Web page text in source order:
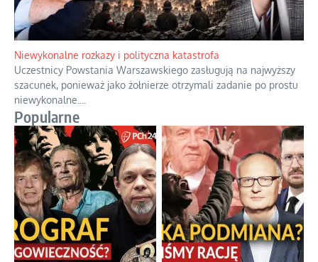
Niewykonalne rozkazy i polityczna katastrofa
Uczestnicy Powstania Warszawskiego zasługują na najwyższy
szacunek, ponieważ jako żołnierze otrzymali zadanie po prostu
niewykonalne.
Popularne